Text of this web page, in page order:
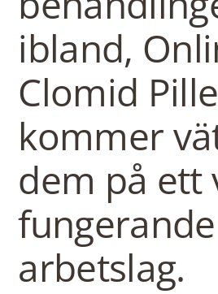
ibland,
Clomid
kommer
dem på ett
fungerande
arbetslag.